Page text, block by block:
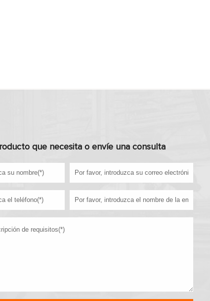
que necesita o envíe una consulta